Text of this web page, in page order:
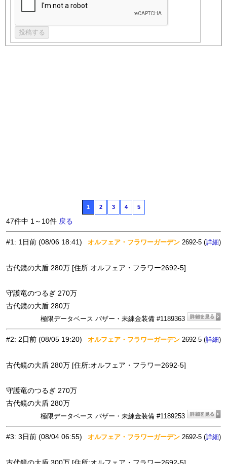
1 2 3 4 5
47件中 1～10件 戻る
#1: 1日前 (08/06 18:41) オルフェア・フラワーガーデン 2692-5 (詳細)
古代鏡の大盾 280万 [住所:オルフェア・フラワー2692-5]
守護竜のつるぎ 270万
古代鏡の大盾 280万
極限データベース バザー・未練金装備 #1189363
#2: 2日前 (08/05 19:20) オルフェア・フラワーガーデン 2692-5 (詳細)
古代鏡の大盾 280万 [住所:オルフェア・フラワー2692-5]
守護竜のつるぎ 270万
古代鏡の大盾 280万
極限データベース バザー・未練金装備 #1189253
#3: 3日前 (08/04 06:55) オルフェア・フラワーガーデン 2692-5 (詳細)